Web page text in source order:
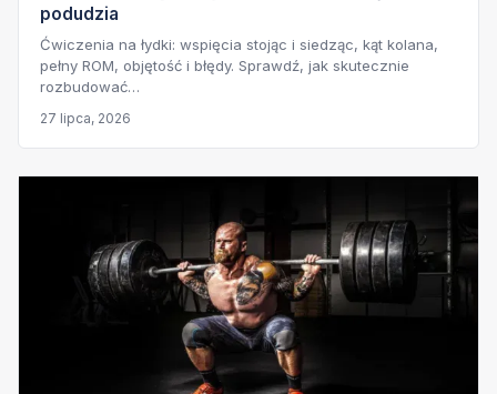
podudzia
Ćwiczenia na łydki: wspięcia stojąc i siedząc, kąt kolana,
pełny ROM, objętość i błędy. Sprawdź, jak skutecznie
rozbudować…
27 lipca, 2026